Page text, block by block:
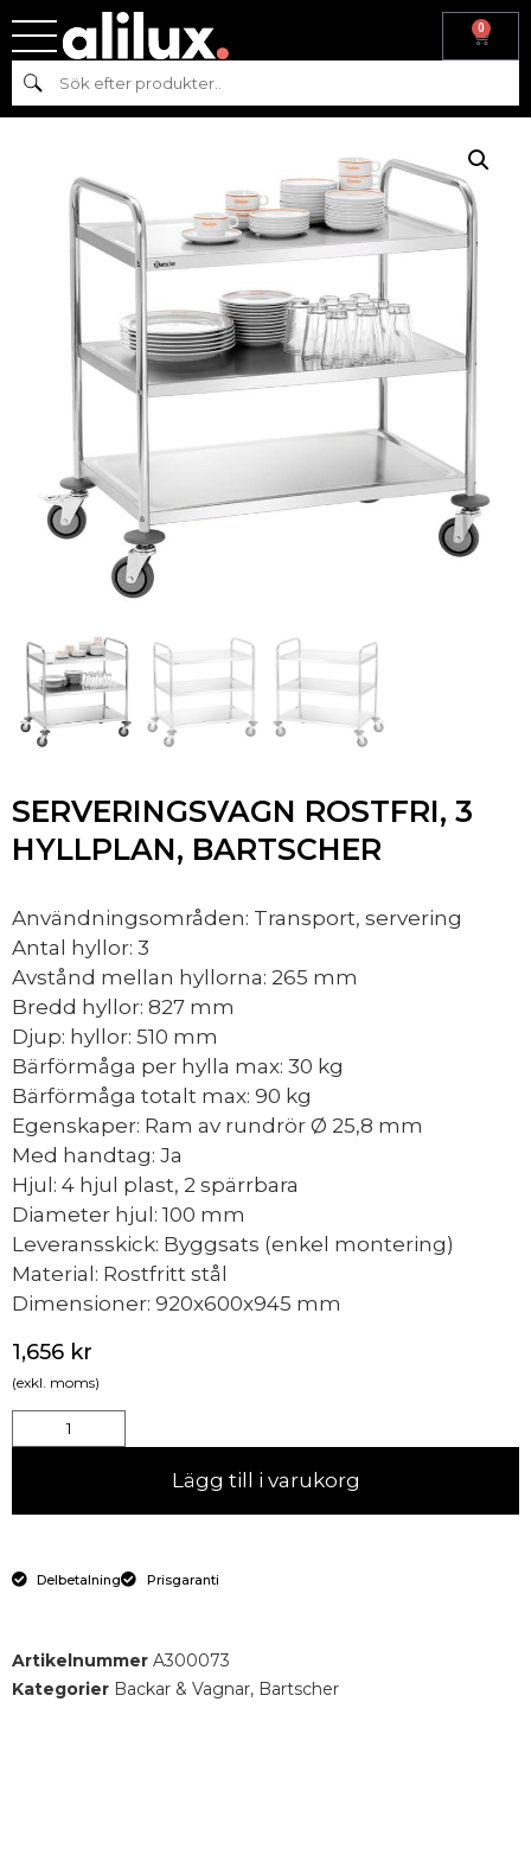
0
Sök
Hem
Vagnar/ SERVERINGSVAGN ROSTFRI, 3 HYLLPLAN, BARTSCHER
SERVERINGSVAGN ROSTFRI, 3
HYLLPLAN, BARTSCHER
Användningsområden: Transport, servering
Antal hyllor: 3
Avstånd mellan hyllorna: 265 mm
Bredd hyllor: 827 mm
Djup: hyllor: 510 mm
Bärförmåga per hylla max: 30 kg
Bärförmåga totalt max: 90 kg
Egenskaper: Ram av rundrör Ø 25,8 mm
Med handtag: Ja
Hjul: 4 hjul plast, 2 spärrbara
Diameter hjul: 100 mm
Leveransskick: Byggsats (enkel montering)
Material: Rostfritt stål
Dimensioner: 920x600x945 mm
1,656 kr
(exkl. moms)
Lägg till i varukorg
Delbetalning Prisgaranti
Artikelnummer A300073
Kategorier Backar & Vagnar, Bartscher